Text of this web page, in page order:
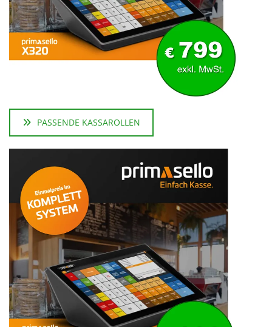
PASSENDE KASSAROLLEN